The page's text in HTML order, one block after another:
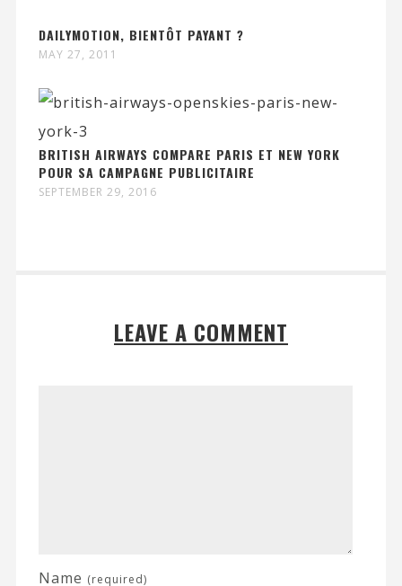
DAILYMOTION, BIENTÔT PAYANT ?
MAY 27, 2011
BRITISH AIRWAYS COMPARE PARIS ET NEW YORK
POUR SA CAMPAGNE PUBLICITAIRE
SEPTEMBER 29, 2016
LEAVE A COMMENT
Name (required)